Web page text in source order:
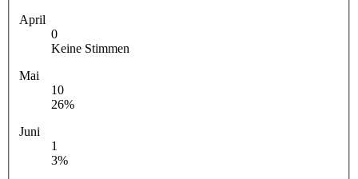
April
0
Keine Stimmen
Mai
10
26%
Juni
1
3%